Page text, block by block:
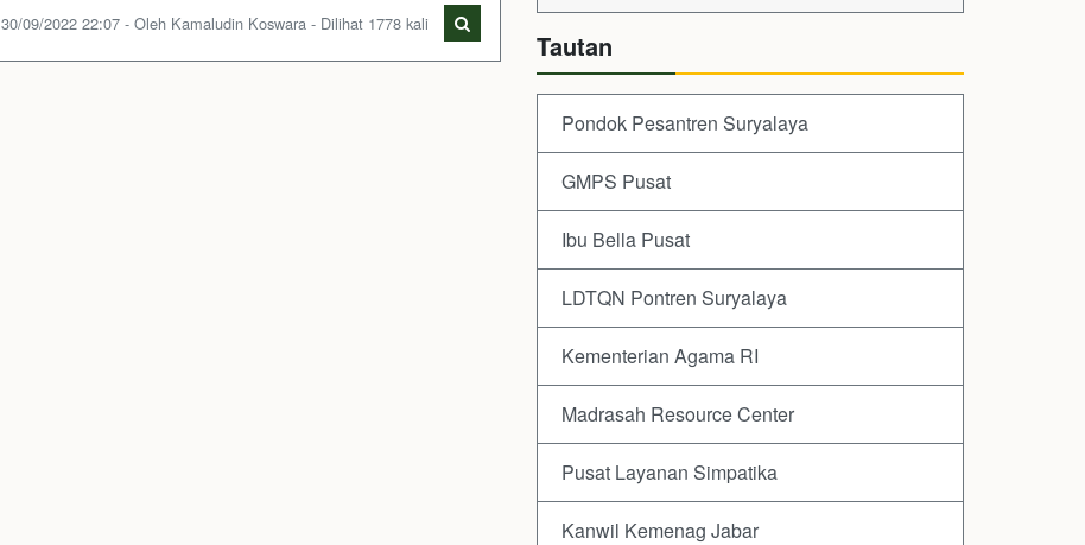
30/09/2022 22:07 - Oleh Kamaludin Koswara - Dilihat 1778 kali
Tautan
Pondok Pesantren Suryalaya
GMPS Pusat
Ibu Bella Pusat
LDTQN Pontren Suryalaya
Kementerian Agama RI
Madrasah Resource Center
Pusat Layanan Simpatika
Kanwil Kemenag Jabar